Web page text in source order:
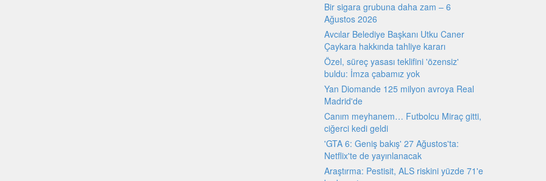
Bir sigara grubuna daha zam – 6
Ağustos 2026
Avcılar Belediye Başkanı Utku Caner
Çaykara hakkında tahliye kararı
Özel, süreç yasası teklifini 'özensiz'
buldu: İmza çabamız yok
Yan Diomande 125 milyon avroya Real
Madrid'de
Canım meyhanem… Futbolcu Miraç gitti,
ciğerci kedi geldi
'GTA 6: Geniş bakış' 27 Ağustos'ta:
Netflix'te de yayınlanacak
Araştırma: Pestisit, ALS riskini yüzde 71'e